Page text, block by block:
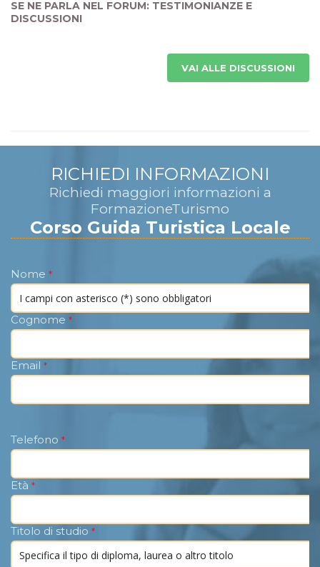
SE NE PARLA NEL FORUM: TESTIMONIANZE E
DISCUSSIONI
VAI ALLE DISCUSSIONI
RICHIEDI INFORMAZIONI
Richiedi maggiori informazioni a
FormazioneTurismo
Corso Guida Turistica Locale
Nome *
Cognome *
Email *
Telefono *
Età *
Titolo di studio *